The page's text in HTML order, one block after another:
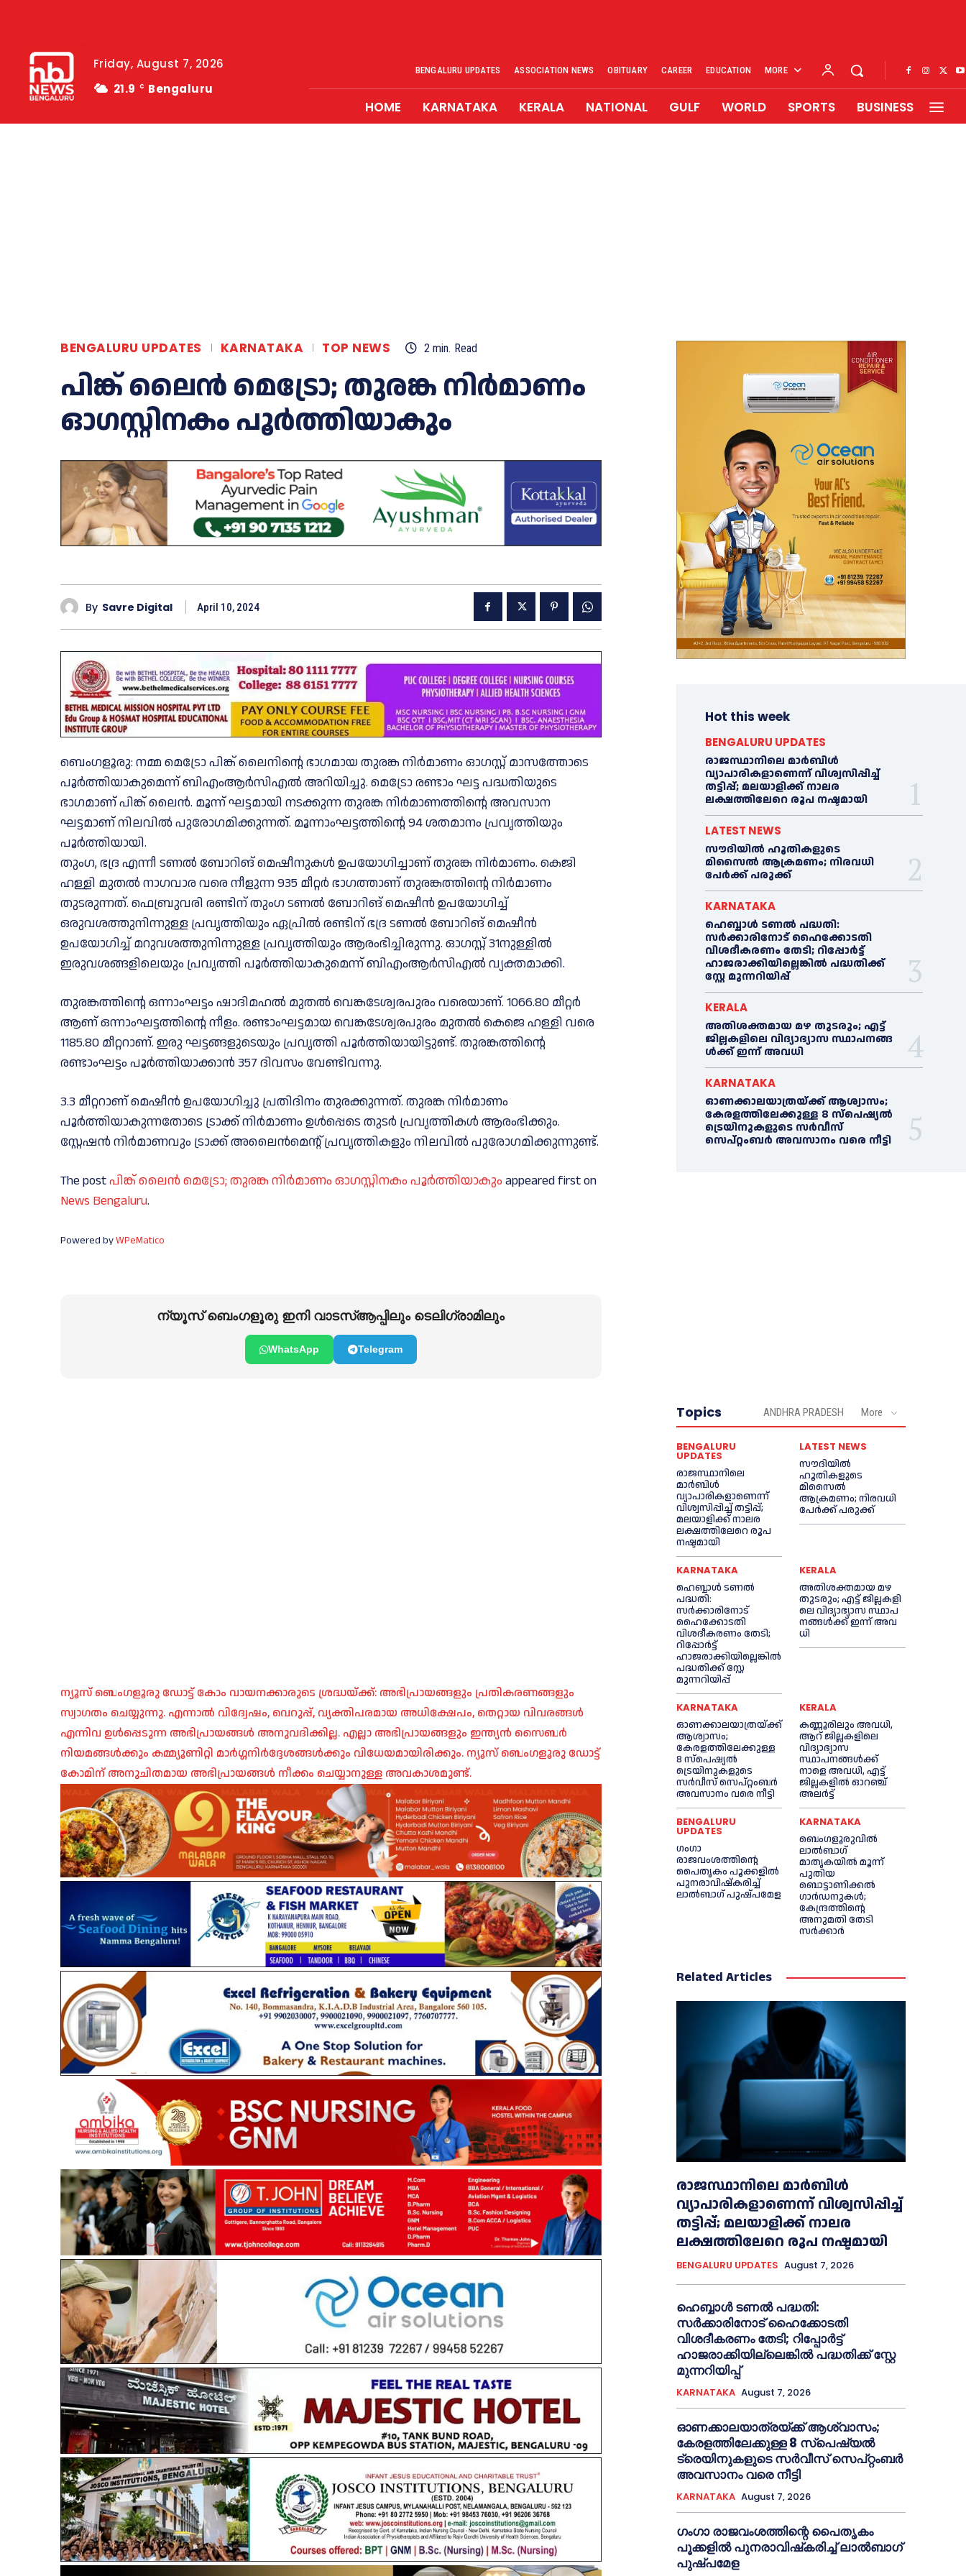
Friday, August 7, 2026
21.9
C Bengaluru
BENGALURU UPDATES ASSOCIATION NEWS OBITUARY CAREER EDUCATION MORE
HOME KARNATAKA KERALA NATIONAL GULF WORLD SPORTS BUSINESS
BENGALURU UPDATES KARNATAKA TOP NEWS 2 min. Read
പിങ്ക് ലൈൻ മെട്രോ; തുരങ്ക നിർമാണം
ഓഗസ്റ്റിനകം പൂർത്തിയാകും
By Savre Digital April 10, 2024
ബെംഗളൂരു: നമ്മ മെട്രോ പിങ്ക് ലൈനിന്റെ ഭാഗമായ തുരങ്ക നിർമാണം ഓഗസ്റ്റ് മാസത്തോടെ
പൂർത്തിയാകുമെന്ന് ബിഎംആർസിഎൽ അറിയിച്ചു. മെട്രോ രണ്ടാം ഘട്ട പദ്ധതിയുടെ
ഭാഗമാണ് പിങ്ക് ലൈൻ. മൂന്ന് ഘട്ടമായി നടക്കുന്ന തുരങ്ക നിർമാണത്തിൻ്റെ അവസാന
ഘട്ടമാണ് നിലവിൽ പുരോഗമിക്കുന്നത്. മൂന്നാംഘട്ടത്തിൻ്റെ 94 ശതമാനം പ്രവൃത്തിയും
പൂർത്തിയായി.
തുംഗ, ഭദ്ര എന്നീ ടണൽ ബോറിങ് മെഷീനുകൾ ഉപയോഗിച്ചാണ് തുരങ്ക നിർമാണം. കെജി
ഹള്ളി മുതൽ നാഗവാര വരെ നീളുന്ന 935 മീറ്റർ ഭാഗത്താണ് തുരങ്കത്തിൻ്റെ നിർമാണം
തുടരുന്നത്. ഫെബ്രുവരി രണ്ടിന് തുംഗ ടണൽ ബോറിങ് മെഷീൻ ഉപയോഗിച്ച്
ഒരുവശത്തുനിന്നുള്ള പ്രവൃത്തിയും ഏപ്രിൽ രണ്ടിന് ഭദ്ര ടണൽ ബോറിങ് മെഷീൻ
ഉപയോഗിച്ച് മറുവശത്തുനിന്നുള്ള പ്രവൃത്തിയും ആരംഭിച്ചിരുന്നു. ഓഗസ്റ്റ് 31നുള്ളിൽ
ഇരുവശങ്ങളിലെയും പ്രവൃത്തി പൂർത്തിയാകുമെന്ന് ബിഎംആർസിഎൽ വ്യക്തമാക്കി.
തുരങ്കത്തിൻ്റെ ഒന്നാംഘട്ടം ഷാദിമഹൽ മുതൽ വെങ്കടേശ്വരപുരം വരെയാണ്. 1066.80 മീറ്റർ
ആണ് ഒന്നാംഘട്ടത്തിൻ്റെ നീളം. രണ്ടാംഘട്ടമായ വെങ്കടേശ്വരപുരം മുതൽ കെജെ ഹള്ളി വരെ
1185.80 മീറ്ററാണ്. ഇരു ഘട്ടങ്ങളുടെയും പ്രവൃത്തി പൂർത്തിയായിട്ടുണ്ട്. തുരങ്കത്തിന്റെ
രണ്ടാംഘട്ടം പൂർത്തിയാക്കാൻ 357 ദിവസം വേണ്ടിവന്നു.
3.3 മീറ്ററാണ് മെഷീൻ ഉപയോഗിച്ചു പ്രതിദിനം തുരക്കുന്നത്. തുരങ്ക നിർമാണം
പൂർത്തിയാകുന്നതോടെ ട്രാക്ക് നിർമാണം ഉൾപ്പെടെ തുടർ പ്രവൃത്തികൾ ആരംഭിക്കും.
സ്റ്റേഷൻ നിർമാണവും ട്രാക്ക് അലൈൻമെൻ്റ് പ്രവൃത്തികളും നിലവിൽ പുരോഗമിക്കുന്നുണ്ട്.
The postപിങ്ക് ലൈൻ മെട്രോ; തുരങ്ക നിർമാണം ഓഗസ്റ്റിനകം പൂർത്തിയാകും appeared first on
News Bengaluru.
Powered byWPeMatico
ന്യൂസ് ബെംഗളൂരു ഇനി വാടസ്ആപ്പിലും ടെലിഗ്രാമിലും
WhatsApp Telegram
ന്യൂസ് ബെംഗളൂരു ഡോട്ട് കോം വായനക്കാരുടെ ശ്രദ്ധയ്ക്ക്: അഭിപ്രായങ്ങളും പ്രതികരണങ്ങളും
സ്വാഗതം ചെയ്യുന്നു. എന്നാൽ വിദ്വേഷം, വെറുപ്പ്, വ്യക്തിപരമായ അധിക്ഷേപം, തെറ്റായ വിവരങ്ങൾ
എന്നിവ ഉൾപ്പെടുന്ന അഭിപ്രായങ്ങൾ അനുവദിക്കില്ല. എല്ലാ അഭിപ്രായങ്ങളും ഇന്ത്യൻ സൈബർ
നിയമങ്ങൾക്കും കമ്മ്യൂണിറ്റി മാർഗ്ഗനിർദ്ദേശങ്ങൾക്കും വിധേയമായിരിക്കും. ന്യൂസ് ബെംഗളൂരു ഡോട്ട്
കോമിന് അനുചിതമായ അഭിപ്രായങ്ങൾ നീക്കം ചെയ്യാനുള്ള അവകാശമുണ്ട്.
Hot this week
BENGALURU UPDATES
രാജസ്ഥാനിലെ മാർബിൾ
വ്യാപാരികളാണെന്ന് വിശ്വസിപ്പിച്ച്
തട്ടിപ്പ്; മലയാളിക്ക് നാലര
ലക്ഷത്തിലേറെ രൂപ നഷ്ടമായി
LATEST NEWS
സൗദിയിൽ ഹൂതികളുടെ
മിസൈൽ ആക്രമണം; നിരവധി
പേർക്ക് പരുക്ക്
KARNATAKA
ഹെബ്ബാൾ ടണൽ പദ്ധതി:
സർക്കാരിനോട് ഹൈക്കോടതി
വിശദീകരണം തേടി; റിപ്പോർട്ട്
ഹാജരാക്കിയില്ലെങ്കിൽ പദ്ധതിക്ക്
സ്റ്റേ മുന്നറിയിപ്പ്
KERALA
അതിശക്തമായ മഴ തുടരും; എട്ട്
ജി​ല്ല​ക​ളി​ലെ വി​ദ്യാ​ഭ്യാ​സ സ്ഥാ​പ​ന​ങ്ങ​
ൾ​ക്ക് ഇ​ന്ന് അ​വ​ധി
KARNATAKA
ഓണക്കാലയാത്രയ്ക്ക് ആശ്വാസം;
കേരളത്തിലേക്കുള്ള 8 സ്പെഷ്യൽ
ട്രെയിനുകളുടെ സർവീസ്
സെപ്റ്റംബർ അവസാനം വരെ നീട്ടി
Topics ANDHRA PRADESH More
BENGALURU
UPDATES
രാജസ്ഥാനിലെ
മാർബിൾ
വ്യാപാരികളാണെന്ന്
വിശ്വസിപ്പിച്ച് തട്ടിപ്പ്;
മലയാളിക്ക് നാലര
ലക്ഷത്തിലേറെ രൂപ
നഷ്ടമായി
LATEST NEWS
സൗദിയിൽ
ഹൂതികളുടെ
മിസൈൽ
ആക്രമണം; നിരവധി
പേർക്ക് പരുക്ക്
KARNATAKA
ഹെബ്ബാൾ ടണൽ
പദ്ധതി:
സർക്കാരിനോട്
ഹൈക്കോടതി
വിശദീകരണം തേടി;
റിപ്പോർട്ട്
ഹാജരാക്കിയില്ലെങ്കിൽ
പദ്ധതിക്ക് സ്റ്റേ
മുന്നറിയിപ്പ്
KERALA
അതിശക്തമായ മഴ
തുടരും; എട്ട് ജി​ല്ല​ക​ളി​
ലെ വി​ദ്യാ​ഭ്യാ​സ സ്ഥാ​പ​
ന​ങ്ങ​ൾ​ക്ക് ഇ​ന്ന് അ​വ​
ധി
KARNATAKA
ഓണക്കാലയാത്രയ്ക്ക്
ആശ്വാസം;
കേരളത്തിലേക്കുള്ള
8 സ്പെഷ്യൽ
ട്രെയിനുകളുടെ
സർവീസ് സെപ്റ്റംബർ
അവസാനം വരെ നീട്ടി
KERALA
കണ്ണൂരിലും അവധി,
ആറ് ജില്ലകളിലെ
വിദ്യാഭ്യാസ
സ്ഥാപനങ്ങൾക്ക്
നാളെ അവധി, എട്ട്
ജില്ലകളിൽ ഓറഞ്ച്
അലർട്ട്
BENGALURU
UPDATES
ഗംഗാ
രാജവംശത്തിന്റെ
പൈതൃകം പൂക്കളിൽ
പുനരാവിഷ്‌കരിച്ച്
ലാൽബാഗ് പുഷ്പമേള
KARNATAKA
ബെംഗളൂരുവിൽ
ലാൽബാഗ്
മാതൃകയിൽ മൂന്ന്
പുതിയ
ബൊട്ടാണിക്കൽ
ഗാർഡനുകൾ;
കേന്ദ്രത്തിന്റെ
അനുമതി തേടി
സർക്കാർ
Related Articles
രാജസ്ഥാനിലെ മാർബിൾ
വ്യാപാരികളാണെന്ന് വിശ്വസിപ്പിച്ച്
തട്ടിപ്പ്; മലയാളിക്ക് നാലര
ലക്ഷത്തിലേറെ രൂപ നഷ്ടമായി
BENGALURU UPDATES August 7, 2026
ഹെബ്ബാൾ ടണൽ പദ്ധതി:
സർക്കാരിനോട് ഹൈക്കോടതി
വിശദീകരണം തേടി; റിപ്പോർട്ട്
ഹാജരാക്കിയില്ലെങ്കിൽ പദ്ധതിക്ക് സ്റ്റേ
മുന്നറിയിപ്പ്
KARNATAKA August 7, 2026
ഓണക്കാലയാത്രയ്ക്ക് ആശ്വാസം;
കേരളത്തിലേക്കുള്ള 8 സ്പെഷ്യൽ
ട്രെയിനുകളുടെ സർവീസ് സെപ്റ്റംബർ
അവസാനം വരെ നീട്ടി
KARNATAKA August 7, 2026
ഗംഗാ രാജവംശത്തിന്റെ പൈതൃകം
പൂക്കളിൽ പുനരാവിഷ്‌കരിച്ച് ലാൽബാഗ്
പുഷ്പമേള